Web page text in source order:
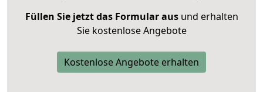
Füllen Sie jetzt das Formular ausund erhalten
Sie kostenlose Angebote
Kostenlose Angebote erhalten